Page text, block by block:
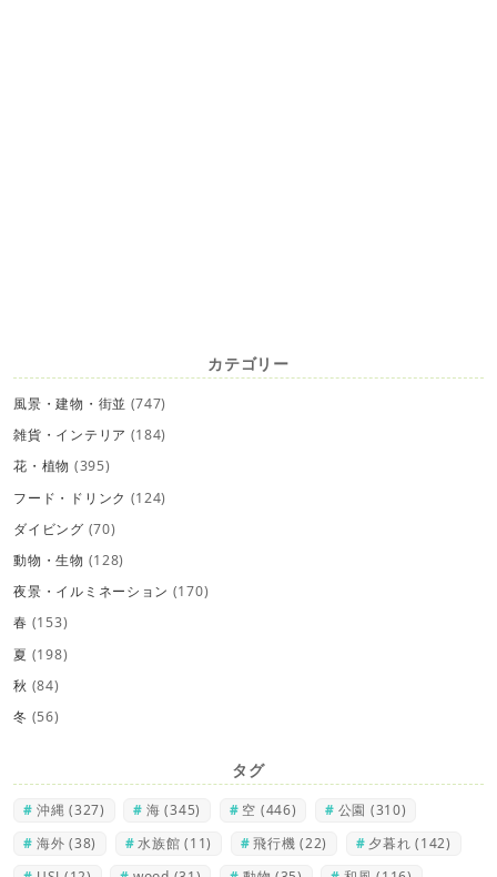
カテゴリー
風景・建物・街並 (747)
雑貨・インテリア (184)
花・植物 (395)
フード・ドリンク (124)
ダイビング (70)
動物・生物 (128)
夜景・イルミネーション (170)
春 (153)
夏 (198)
秋 (84)
冬 (56)
タグ
沖縄 (327) 海 (345) 空 (446) 公園 (310)
海外 (38) 水族館 (11) 飛行機 (22) 夕暮れ (142)